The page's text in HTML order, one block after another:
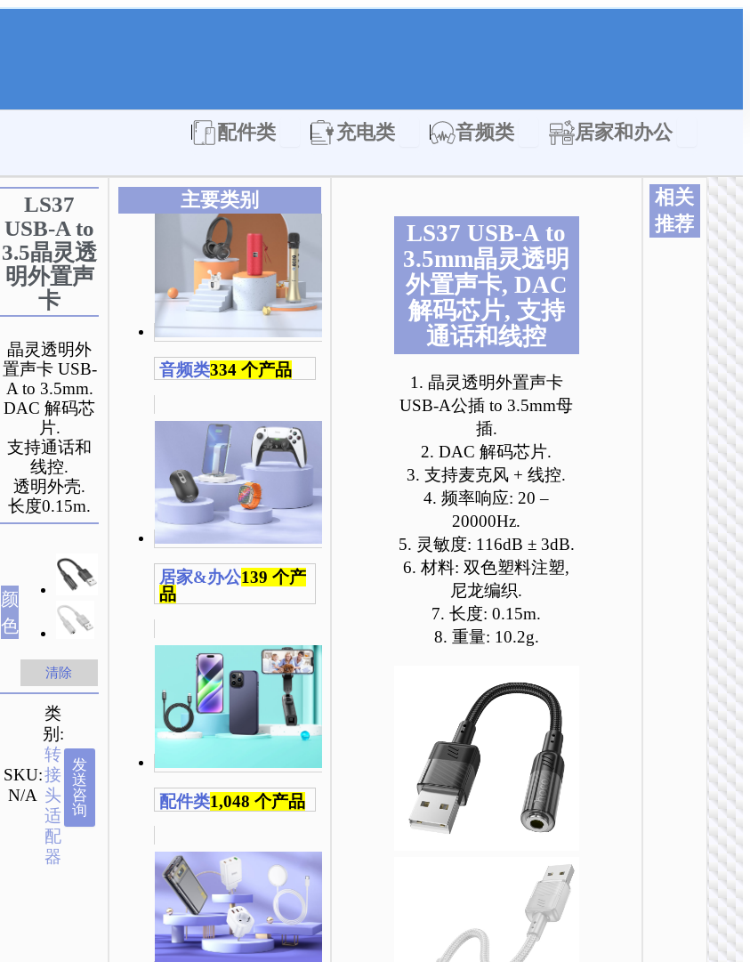
配件类 Open 配件类充电类 Open 充电类音频类 Open 音频类居家和办公
LS37
USB-A to
3.5晶灵透
明外置声
卡
晶灵透明外
置声卡 USB-
A to 3.5mm.
DAC 解码芯
片.
支持通话和
线控.
透明外壳.
长度0.15m.
颜
色
清除
SKU:
N/A
类
别:
转
接
头
适
配
器
发
送
咨
询
主要类别
音频类334 个产品
居家&办公139 个产
品
配件类1,048 个产品
LS37 USB-A to
3.5mm晶灵透明
外置声卡, DAC
解码芯片, 支持
通话和线控
1. 晶灵透明外置声卡
USB-A公插 to 3.5mm母
插.
2. DAC 解码芯片.
3. 支持麦克风 + 线控.
4. 频率响应: 20 –
20000Hz.
5. 灵敏度: 116dB ± 3dB.
6. 材料: 双色塑料注塑,
尼龙编织.
7. 长度: 0.15m.
8. 重量: 10.2g.
相关
推荐
转接头
器
UA38C
USB/
C to
灯 转接
本
产
品
有
多
种
变
体
可
在
产
品
页
面
上
选
择
这
些
选
项
转接头
器
UA38B
USB/
C to 点
器 转接
本
产
品
有
多
种
变
体
可
在
产
品
页
面
上
选
择
这
些
选
项
本
产
品
有
多
种
变
体
可
在
产
品
页
面
上
选
择
这
些
选
项
本
产
品
有
多
种
变
体
可
在
产
品
页
面
上
选
择
这
些
选
项
本
产
品
有
多
种
变
体
可
在
产
品
页
面
上
选
择
这
些
选
项
本
产
品
有
多
种
变
体
可
在
产
品
页
面
上
选
择
这
些
选
项